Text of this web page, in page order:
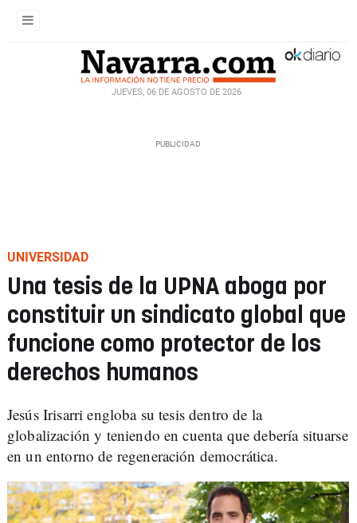
JUEVES, 06 DE AGOSTO DE 2026
UNIVERSIDAD
Una tesis de la UPNA aboga por
constituir un sindicato global que
funcione como protector de los
derechos humanos
Jesús Irisarri engloba su tesis dentro de la
globalización y teniendo en cuenta que debería situarse
en un entorno de regeneración democrática.